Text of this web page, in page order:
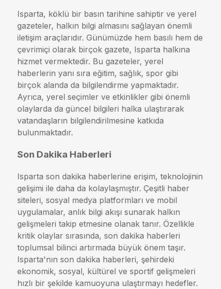
Isparta, köklü bir basın tarihine sahiptir ve yerel
gazeteler, halkın bilgi almasını sağlayan önemli
iletişim araçlarıdır. Günümüzde hem basılı hem de
çevrimiçi olarak birçok gazete, Isparta halkına
hizmet vermektedir. Bu gazeteler, yerel
haberlerin yanı sıra eğitim, sağlık, spor gibi
birçok alanda da bilgilendirme yapmaktadır.
Ayrıca, yerel seçimler ve etkinlikler gibi önemli
olaylarda da güncel bilgileri halka ulaştırarak
vatandaşların bilgilendirilmesine katkıda
bulunmaktadır.
Son Dakika Haberleri
Isparta son dakika haberlerine erişim, teknolojinin
gelişimi ile daha da kolaylaşmıştır. Çeşitli haber
siteleri, sosyal medya platformları ve mobil
uygulamalar, anlık bilgi akışı sunarak halkın
gelişmeleri takip etmesine olanak tanır. Özellikle
kritik olaylar sırasında, son dakika haberleri
toplumsal bilinci artırmada büyük önem taşır.
Isparta'nın son dakika haberleri, şehirdeki
ekonomik, sosyal, kültürel ve sportif gelişmeleri
hızlı bir şekilde kamuoyuna ulaştırmayı hedefler.